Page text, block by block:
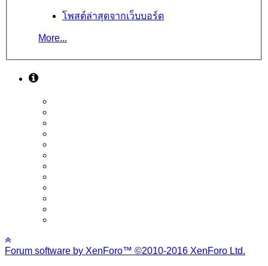
โพสต์ล่าสุดจากเว็บบอร์ด
More...
Forum software by XenForo™ ©2010-2016 XenForo Ltd.